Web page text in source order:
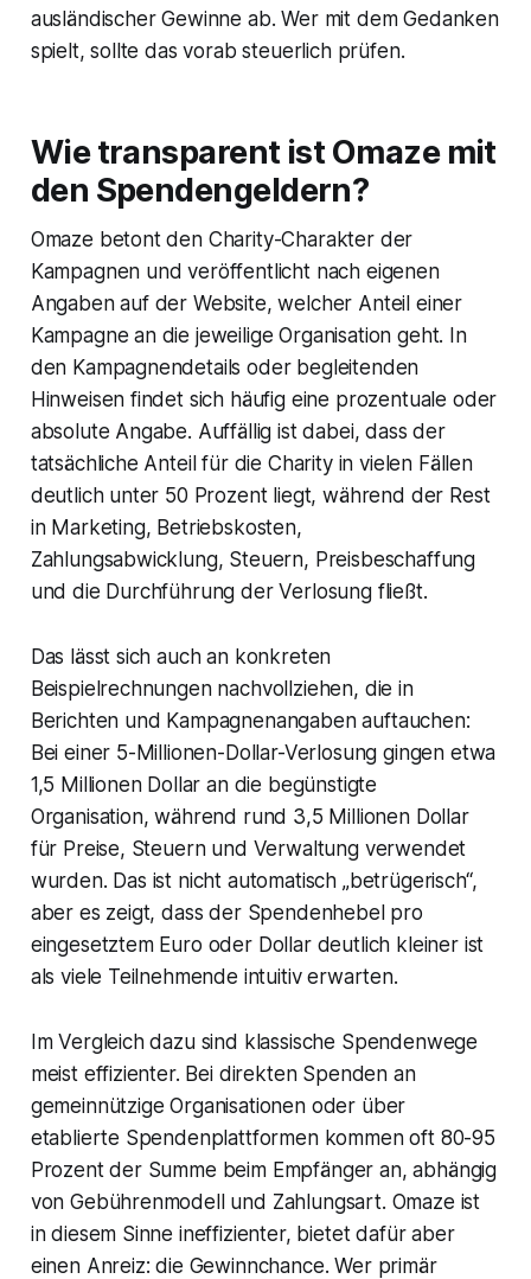
ausländischer Gewinne ab. Wer mit dem Gedanken
spielt, sollte das vorab steuerlich prüfen.
Wie transparent ist Omaze mit
den Spendengeldern?
Omaze betont den Charity-Charakter der
Kampagnen und veröffentlicht nach eigenen
Angaben auf der Website, welcher Anteil einer
Kampagne an die jeweilige Organisation geht. In
den Kampagnendetails oder begleitenden
Hinweisen findet sich häufig eine prozentuale oder
absolute Angabe. Auffällig ist dabei, dass der
tatsächliche Anteil für die Charity in vielen Fällen
deutlich unter 50 Prozent liegt, während der Rest
in Marketing, Betriebskosten,
Zahlungsabwicklung, Steuern, Preisbeschaffung
und die Durchführung der Verlosung fließt.
Das lässt sich auch an konkreten
Beispielrechnungen nachvollziehen, die in
Berichten und Kampagnenangaben auftauchen:
Bei einer 5-Millionen-Dollar-Verlosung gingen etwa
1,5 Millionen Dollar an die begünstigte
Organisation, während rund 3,5 Millionen Dollar
für Preise, Steuern und Verwaltung verwendet
wurden. Das ist nicht automatisch „betrügerisch“,
aber es zeigt, dass der Spendenhebel pro
eingesetztem Euro oder Dollar deutlich kleiner ist
als viele Teilnehmende intuitiv erwarten.
Im Vergleich dazu sind klassische Spendenwege
meist effizienter. Bei direkten Spenden an
gemeinnützige Organisationen oder über
etablierte Spendenplattformen kommen oft 80-95
Prozent der Summe beim Empfänger an, abhängig
von Gebührenmodell und Zahlungsart. Omaze ist
in diesem Sinne ineffizienter, bietet dafür aber
einen Anreiz: die Gewinnchance. Wer primär